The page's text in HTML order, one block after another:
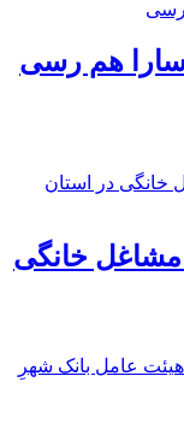
هم رسی
مشاغل خانگی